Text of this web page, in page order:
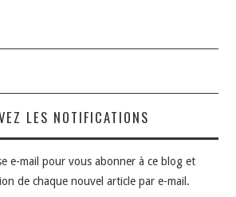
LES NOTIFICATIONS
e-mail pour vous abonner à ce blog et
de chaque nouvel article par e-mail.